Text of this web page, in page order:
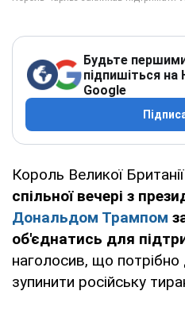
Будьте
підпишіться на
Google
Король Великої Британії
спільної вечері з
Дональдом Трампом
об'єднатись для
наголосив, що
зупинити російську